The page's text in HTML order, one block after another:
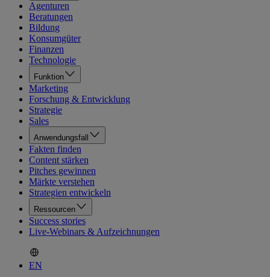
Agenturen
Beratungen
Bildung
Konsumgüter
Finanzen
Technologie
Funktion
Marketing
Forschung & Entwicklung
Strategie
Sales
Anwendungsfall
Fakten finden
Content stärken
Pitches gewinnen
Märkte verstehen
Strategien entwickeln
Ressourcen
Success stories
Live-Webinars & Aufzeichnungen
EN